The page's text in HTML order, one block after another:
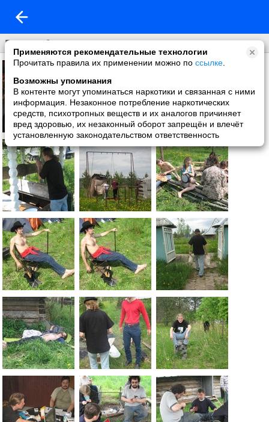
Применяются рекомендательные технологии
Прочитать правила их применении можно по ссылке
Возможны упоминания
В контенте могут упоминаться наркотики и связанная с ними
информация. Незаконное потребление наркотических
средств, психотропных веществ и их аналогов причиняет
вред здоровью, их незаконный оборот запрещён и влечёт
установленную законодательством ответственность
Вестерн 2